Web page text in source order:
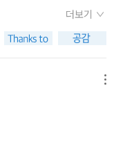
하게 따라야 한다는
소하게 만난다. 그
다와 돌과 새를 보
도대체 무엇이지
다, 돌, 그리고 새의
그것도 앞 뒤 헤아릴
조르바와의 대화
과 같기도 한데 이런
유럽을 전전하다가
가와의 서신을 통해
다. 이런 인물을 통
한 결과가 아니었을
마음 가는 대로 움직
의 안정된 가정이란
언제든 기분 내키는 대
않는 외국인들과도
하는 일이 실패로 끝
들어지게 추며 주인
알고 있겠지만 호쾌
는 것은 아니다. 말하
재성이라고도 할 수
형의 유전자 정보를
고 꼼꼼하고 작은 일
살을 베는 수행을
더보기